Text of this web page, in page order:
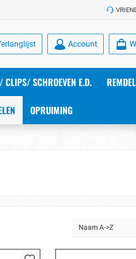
Account
CLIPS/ SCHROEVEN E.D.
OPRUIMING